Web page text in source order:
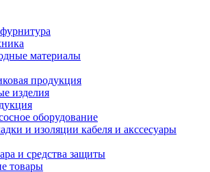
материалы
продукция
изделия
оборудование
и изоляции кабеля и акссесуары
и средства защиты
товары